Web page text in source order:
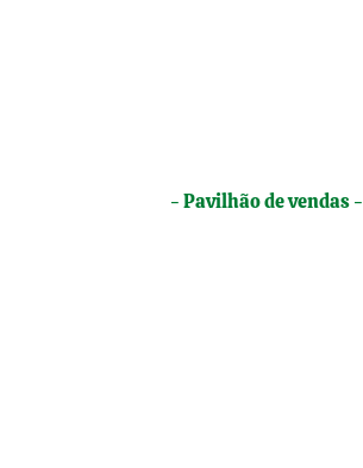
- Pavilhão de vendas -